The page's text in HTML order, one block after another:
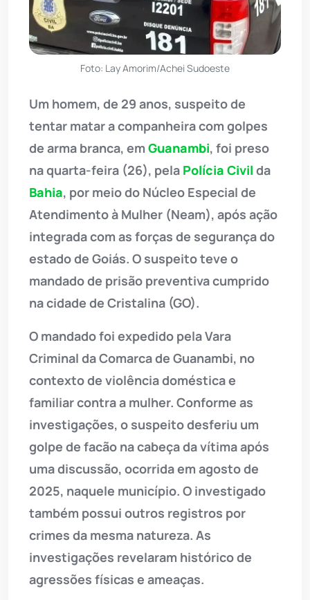
Foto: Lay Amorim/Achei Sudoeste
Um homem, de 29 anos, suspeito de
tentar matar a companheira com golpes
de arma branca, em Guanambi, foi preso
na quarta-feira (26), pela Polícia Civil da
Bahia, por meio do Núcleo Especial de
Atendimento à Mulher (Neam), após ação
integrada com as forças de segurança do
estado de Goiás. O suspeito teve o
mandado de prisão preventiva cumprido
na cidade de Cristalina (GO).
O mandado foi expedido pela Vara
Criminal da Comarca de Guanambi, no
contexto de violência doméstica e
familiar contra a mulher. Conforme as
investigações, o suspeito desferiu um
golpe de facão na cabeça da vítima após
uma discussão, ocorrida em agosto de
2025, naquele município. O investigado
também possui outros registros por
crimes da mesma natureza. As
investigações revelaram histórico de
agressões físicas e ameaças.